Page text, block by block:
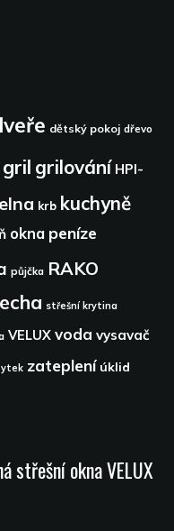
dětský pokoj dřevo
gril grilování HPI-
krb kuchyně
okna peníze
půjčka RAKO
střešní krytina
VELUX voda vysavač
zateplení úklid
střešní okna VELUX